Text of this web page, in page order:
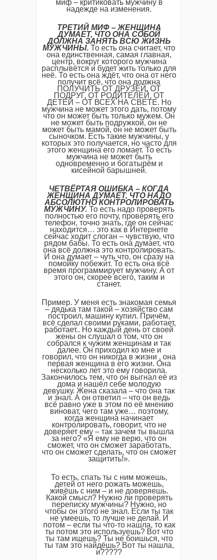
миф – критиковать мужчину в
надежде на изменения.
ТРЕТИЙ МИФ – ЖЕНЩИНА
ДУМАЕТ, ЧТО ОНА СОБОЙ
ДОЛЖНА ЗАНЯТЬ ВСЮ ЖИЗНЬ
МУЖЧИНЫ. То есть она считает, что
она единственная, самая главная,
центр, вокруг которого мужчина
расплывётся и будет жить только для
неё. То есть она ждёт, что она от него
получит всё, что она должна
ПОЛУЧИТЬ ОТ ДРУЗЕЙ, ОТ
ПОДРУГ, ОТ РОДИТЕЛЕЙ, ОТ
ДЕТЕЙ – ОТ ВСЕХ НА СВЕТЕ. Но
мужчина не может этого дать, потому
что он может быть только мужем. Он
не может быть подружкой, он не
может быть мамой, он не может быть
сыночком. Есть такие мужчины, у
которых это получается, но часто для
этого женщина его ломает. То есть
мужчина не может быть
одновременно и богатырём и
кисейной барышней.
ЧЕТВЁРТАЯ ОШИБКА – КОГДА
ЖЕНЩИНА ДУМАЕТ, ЧТО НАДО
АБСОЛЮТНО КОНТРОЛИРОВАТЬ
МУЖЧИНУ. То есть надо проверять
полностью его почту, проверять его
телефон, точно знать, где он сейчас
находится… это как в Интернете
сейчас ходит слоган – чувствую, что
рядом бабы. То есть она думает, что
она всё должна это контролировать.
И она думает – чуть что, он сразу на
помойку побежит. То есть она всё
время программирует мужчину. А от
этого он, скорее всего, таким и
станет.
Пример. У меня есть знакомая семья
– дядька там такой – хозяйство сам
построил, машину купил. Причём,
всё сделал своими руками, работает,
работает.. Но каждый день от своей
жены он слушал о том, что он
собрался к чужим женщинам и так
далее. Он приходил ко мне и
говорил, что он никогда в жизни , она
первая женщина в его жизни. Она
несколько лет это ему говорила.
Закончилось тем, что он выгнал её из
дома и нашёл себе молодую
девушку. Жена сказала – что она так
и знал. А он ответил – что он ведь
всё равно уже в этом по её мнению
виноват, чего там уже… поэтому,
когда женщина начинает
контролировать, говорит, что не
доверяет ему – так зачем ты вышла
за него? «Я ему не верю, что он
сможет, что он сможет заработать,
что он сможет сделать, что он сможет
защитить!».
То есть, спать ты с ним можешь,
детей от него рожать можешь,
живёшь с ним – и не доверяешь.
Какой смысл? Нужно ли проверять
переписку мужчины? Нужно, но
чтобы он этого не знал. Если ты так
не умеешь, то лучше не делай. И
потом – если ты что-то нашла, то как
ты потом это используешь? Вот что
ты там ищешь? Ты не боишься, что
ты там это найдёшь? Вот ты нашла,
и?????